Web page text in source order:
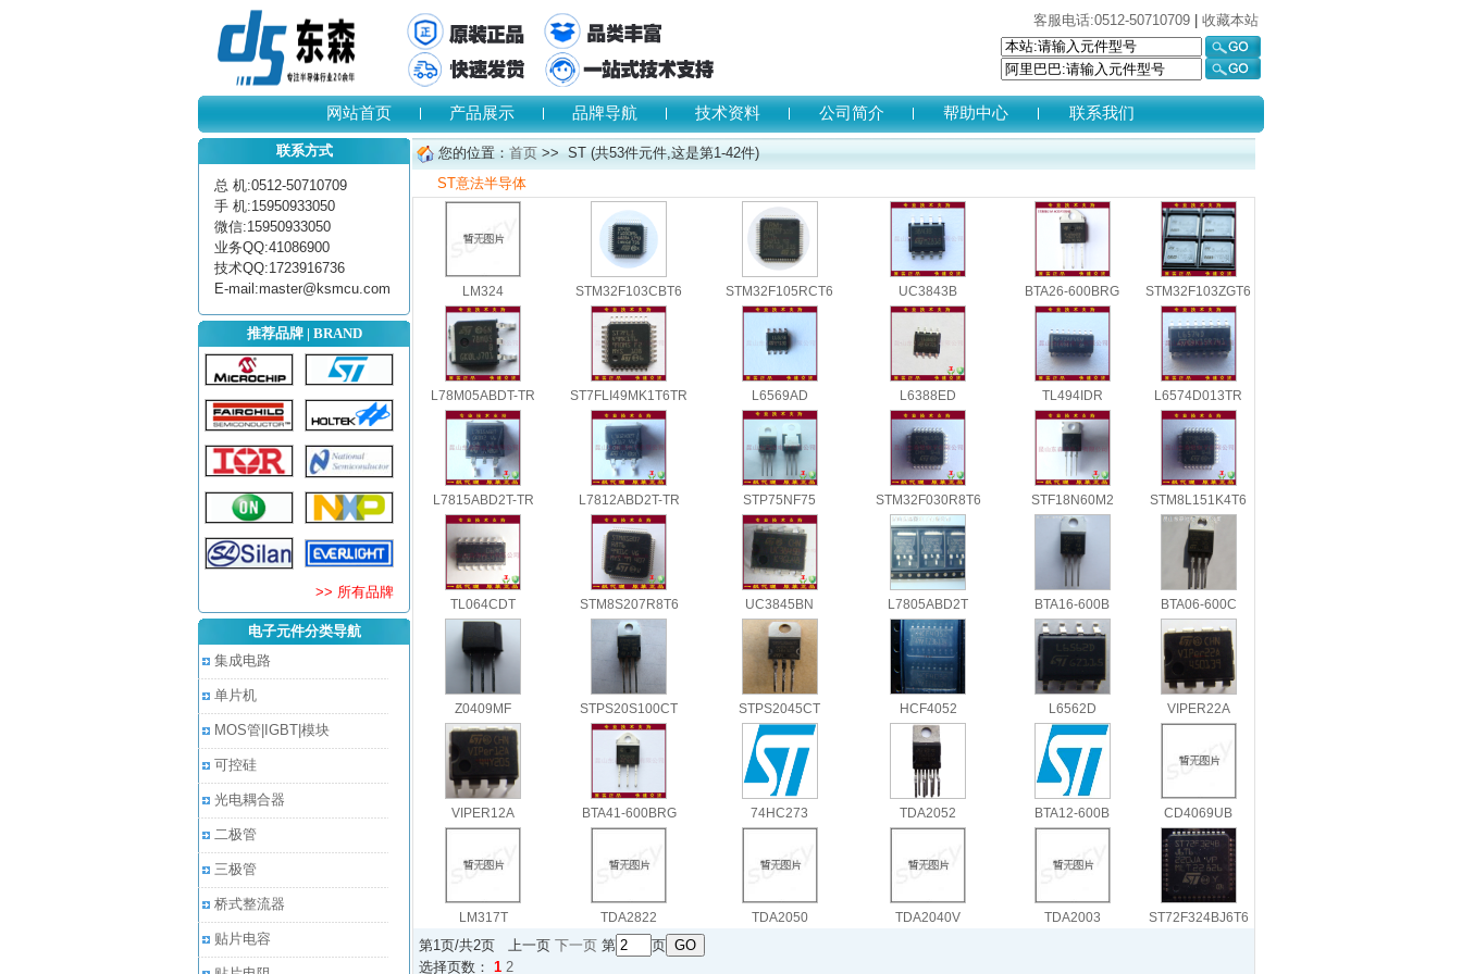
客服电话:0512-50710709 收藏本站
网站首页 产品展示 品牌导航 技术资料 公司简介 帮助中心 联系我们
联系方式
总 机:0512-50710709
手 机:15950933050
微信:15950933050
业务QQ:41086900
技术QQ:1723916736
E-mail:master@ksmcu.com
推荐品牌 | BRAND
>> 所有品牌
电子元件分类导航
集成电路
单片机
MOS管|IGBT|模块
可控硅
光电耦合器
二极管
三极管
桥式整流器
贴片电容
您的位置： 首页 >> ST (共53件元件,这是第1-42件)
ST意法半导体
LM324 STM32F103CBT6 STM32F105RCT6 UC3843B BTA26-600BRG STM32F103ZGT6
L78M05ABDT-TR ST7FLI49MK1T6TR L6569AD L6388ED TL494IDR L6574D013TR
L7815ABD2T-TR L7812ABD2T-TR STP75NF75 STM32F030R8T6 STF18N60M2 STM8L151K4T6
TL064CDT STM8S207R8T6 UC3845BN L7805ABD2T BTA16-600B BTA06-600C
Z0409MF STPS20S100CT STPS2045CT HCF4052 L6562D VIPER22A
VIPER12A BTA41-600BRG 74HC273 TDA2052 BTA12-600B CD4069UB
LM317T TDA2822 TDA2050 TDA2040V TDA2003 ST72F324BJ6T6
第1页/共2页 上一页 下一页 第
页
选择页数： 1 2